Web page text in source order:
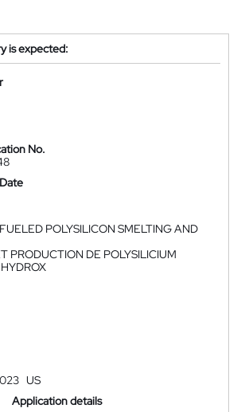
is expected:
No.
POLYSILICON SMELTING AND
PRODUCTION DE POLYSILICIUM
US
Application details